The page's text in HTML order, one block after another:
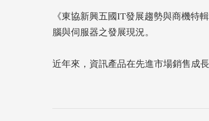
《東協新興五國IT發展趨勢與商機特
腦與伺服器之發展現況。
近年來，資訊產品在先進市場銷售成
呈現衰退現象，故多數的資訊產品業